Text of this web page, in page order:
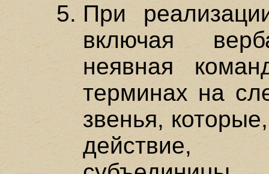
При
включая
неявная
терминах на
звенья,
действие,